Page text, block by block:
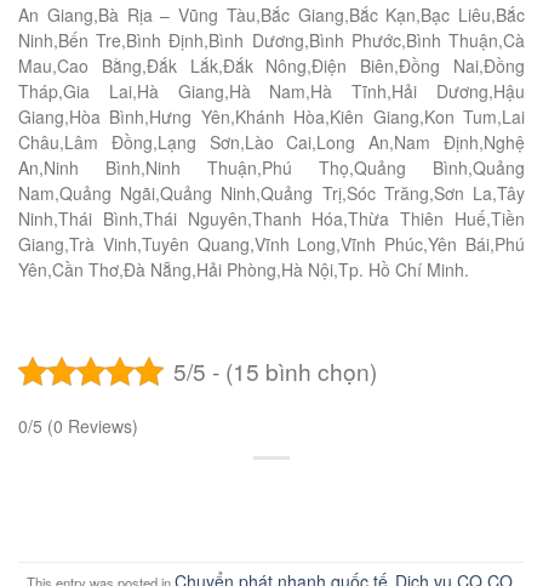
An Giang,Bà Rịa – Vũng Tàu,Bắc Giang,Bắc Kạn,Bạc Liêu,Bắc
Ninh,Bến Tre,Bình Định,Bình Dương,Bình Phước,Bình Thuận,Cà
Mau,Cao Bằng,Đắk Lắk,Đắk Nông,Điện Biên,Đồng Nai,Đồng
Tháp,Gia Lai,Hà Giang,Hà Nam,Hà Tĩnh,Hải Dương,Hậu
Giang,Hòa Bình,Hưng Yên,Khánh Hòa,Kiên Giang,Kon Tum,Lai
Châu,Lâm Đồng,Lạng Sơn,Lào Cai,Long An,Nam Định,Nghệ
An,Ninh Bình,Ninh Thuận,Phú Thọ,Quảng Bình,Quảng
Nam,Quảng Ngãi,Quảng Ninh,Quảng Trị,Sóc Trăng,Sơn La,Tây
Ninh,Thái Bình,Thái Nguyên,Thanh Hóa,Thừa Thiên Huế,Tiền
Giang,Trà Vinh,Tuyên Quang,Vĩnh Long,Vĩnh Phúc,Yên Bái,Phú
Yên,Cần Thơ,Đà Nẵng,Hải Phòng,Hà Nội,Tp. Hồ Chí Minh.
5/5 - (15 bình chọn)
0/5 (0 Reviews)